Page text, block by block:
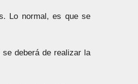
Lo normal, es que se
deberá de realizar la